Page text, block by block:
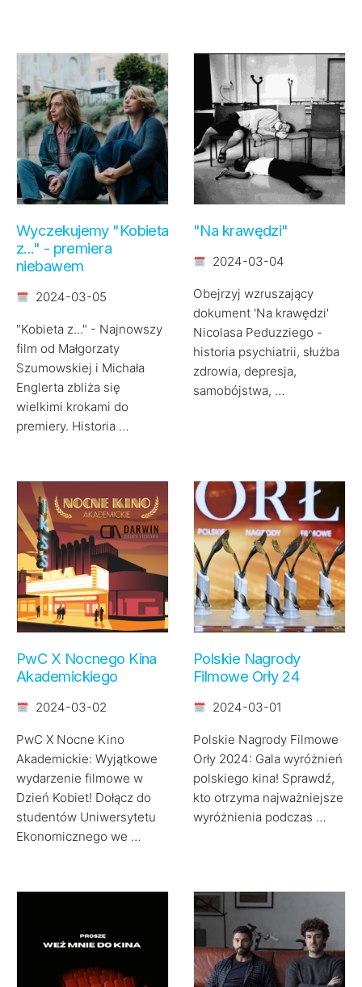
Wyczekujemy "Kobieta
z..." - premiera
niebawem
2024-03-05
"Kobieta z..." - Najnowszy
film od Małgorzaty
Szumowskiej i Michała
Englerta zbliża się
wielkimi krokami do
premiery. Historia …
"Na krawędzi"
2024-03-04
Obejrzyj wzruszający
dokument 'Na krawędzi'
Nicolasa Peduzziego -
historia psychiatrii, służba
zdrowia, depresja,
samobójstwa, …
PwC X Nocnego Kina
Akademickiego
2024-03-02
PwC X Nocne Kino
Akademickie: Wyjątkowe
wydarzenie filmowe w
Dzień Kobiet! Dołącz do
studentów Uniwersytetu
Ekonomicznego we …
Polskie Nagrody
Filmowe Orły 24
2024-03-01
Polskie Nagrody Filmowe
Orły 2024: Gala wyróżnień
polskiego kina! Sprawdź,
kto otrzyma najważniejsze
wyróżnienia podczas …